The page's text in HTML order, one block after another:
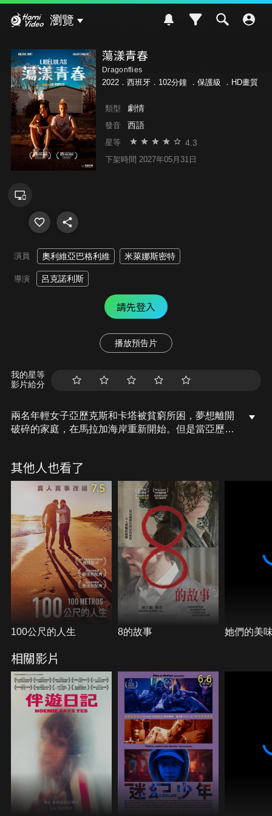
瀏覽
蕩漾青春
Dragonflies
2022．西班牙．102分鐘 ． 保護級 ．HD畫質
類型 劇情
發音 西語
星等 4.3
下架時間 2027年05月31日
演員 奧利維亞巴格利維 米萊娜斯密特
導演 呂克諾利斯
請先登入
播放預告片
我的星等
影片給分
兩名年輕女子亞歷克斯和卡塔被貧窮所困，夢想離開
破碎的家庭，在馬拉加海岸重新開始。但是當亞歷克
其他人也看了
7.5
100公尺的人生 8的故事 她們的美
相關影片
6.6